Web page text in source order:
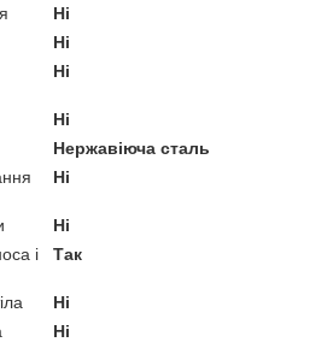
Ні
Ні
Ні
Ні
Нержавіюча сталь
Ні
Ні
і
Так
Ні
Ні